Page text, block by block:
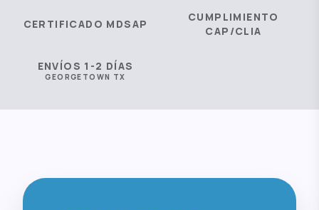
CERTIFICADO MDSAP
CUMPLIMIENTO
CAP/CLIA
ENVÍOS 1-2 DÍAS
GEORGETOWN TX